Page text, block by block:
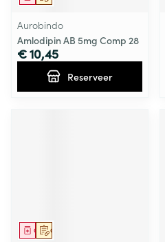
Aurobindo
Amlodipin AB 5mg Comp 28
€ 10,45
Reserveer
Op voorschrift
Geneesmiddel